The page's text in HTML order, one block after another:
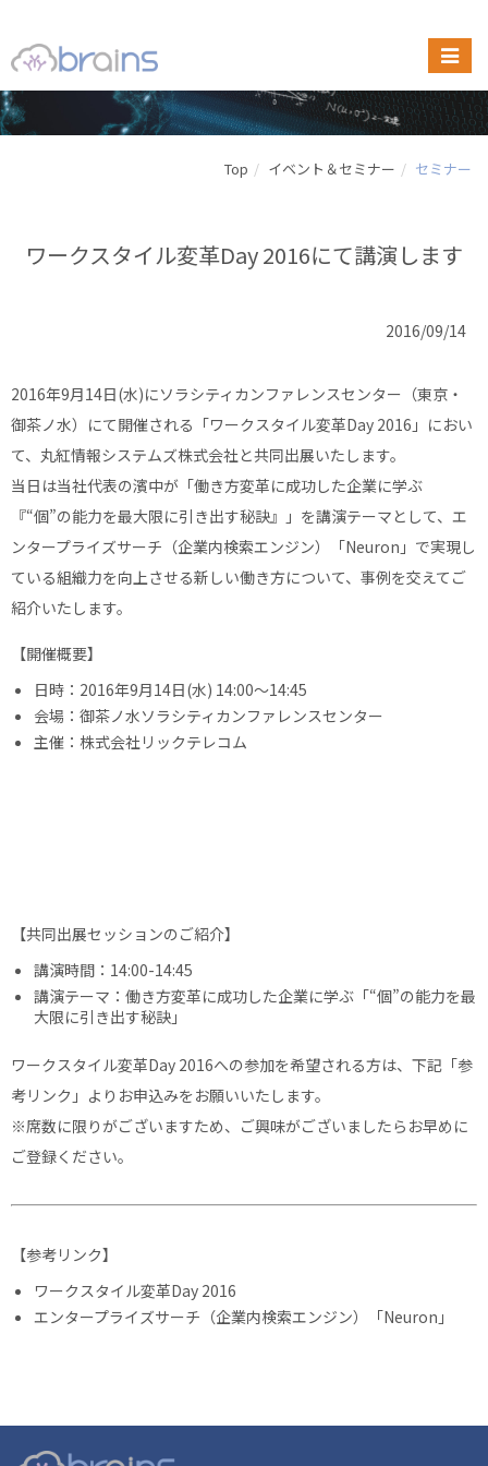
Top イベント＆セミナー セミナー
ワークスタイル変革Day 2016にて講演します
2016/09/14
2016年9月14日(水)にソラシティカンファレンスセンター（東京・
御茶ノ水）にて開催される「ワークスタイル変革Day 2016」におい
て、丸紅情報システムズ株式会社と共同出展いたします。
当日は当社代表の濱中が「働き方変革に成功した企業に学ぶ
『“個”の能力を最大限に引き出す秘訣』」を講演テーマとして、エ
ンタープライズサーチ（企業内検索エンジン）「Neuron」で実現し
ている組織力を向上させる新しい働き方について、事例を交えてご
紹介いたします。
【開催概要】
日時：2016年9月14日(水) 14:00～14:45
会場：御茶ノ水ソラシティカンファレンスセンター
主催：株式会社リックテレコム
【共同出展セッションのご紹介】
講演時間：14:00-14:45
講演テーマ：働き方変革に成功した企業に学ぶ「“個”の能力を最
大限に引き出す秘訣」
ワークスタイル変革Day 2016への参加を希望される方は、下記「参
考リンク」よりお申込みをお願いいたします。
※席数に限りがございますため、ご興味がございましたらお早めに
ご登録ください。
【参考リンク】
ワークスタイル変革Day 2016
エンタープライズサーチ（企業内検索エンジン）「Neuron」